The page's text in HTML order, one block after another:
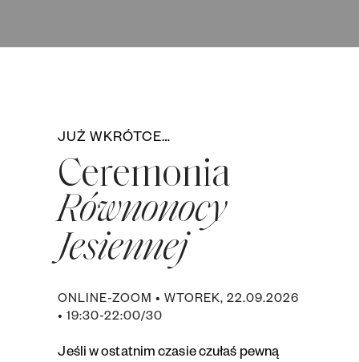
JUŻ WKRÓTCE…
Ceremonia
Równonocy
Jesiennej
ONLINE-ZOOM • WTOREK, 22.09.2026
• 19:30-22:00/30
Jeśli w ostatnim czasie czułaś pewną